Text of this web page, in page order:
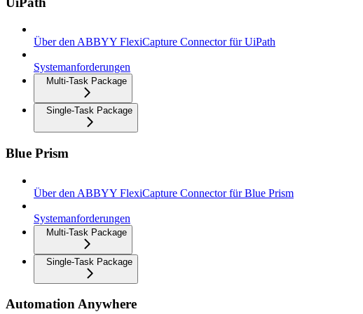
Über den ABBYY FlexiCapture Connector für UiPath
Systemanforderungen
Multi-Task Package
Single-Task Package
Blue Prism
Über den ABBYY FlexiCapture Connector für Blue Prism
Systemanforderungen
Multi-Task Package
Single-Task Package
Automation Anywhere